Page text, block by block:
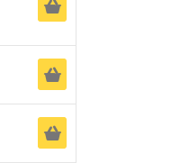
Ä
Ä
Ä